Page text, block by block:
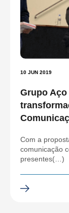
10 JUN 2019
Grupo
Com a
comunicação
presentes(…)